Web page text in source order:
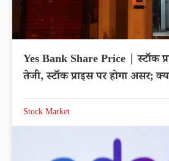
Yes Bank Share Price | स्टॉक
तेजी, स्टॉक प्राइस पर होगा असर;
Stock Market